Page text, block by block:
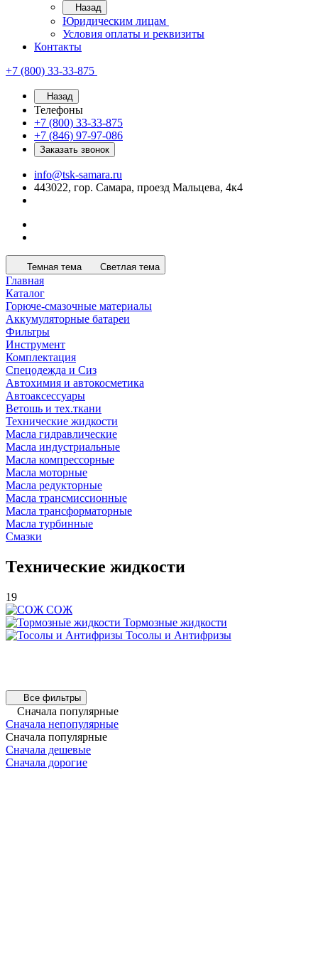
Назад
Юридическим лицам
Условия оплаты и реквизиты
Контакты
+7 (800) 33-33-875
Назад
Телефоны
+7 (800) 33-33-875
+7 (846) 97-97-086
Заказать звонок
info@tsk-samara.ru
443022, гор. Самара, проезд Мальцева, 4к4
Темная тема Светлая тема
Главная
Каталог
Горюче-смазочные материалы
Аккумуляторные батареи
Фильтры
Инструмент
Комплектация
Спецодежда и Сиз
Автохимия и автокосметика
Автоаксессуары
Ветошь и тех.ткани
Технические жидкости
Масла гидравлические
Масла индустриальные
Масла компрессорные
Масла моторные
Масла редукторные
Масла трансмиссионные
Масла трансформаторные
Масла турбинные
Смазки
Технические жидкости
19
СОЖ
Тормозные жидкости
Тосолы и Антифризы
Все фильтры
Сначала популярные
Сначала непопулярные
Сначала популярные
Сначала дешевые
Сначала дорогие